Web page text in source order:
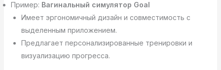
Пример: Вагинальный симулятор Goal
Имеет эргономичный дизайн и совместимость с
выделенным приложением.
Предлагает персонализированные тренировки и
визуализацию прогресса.